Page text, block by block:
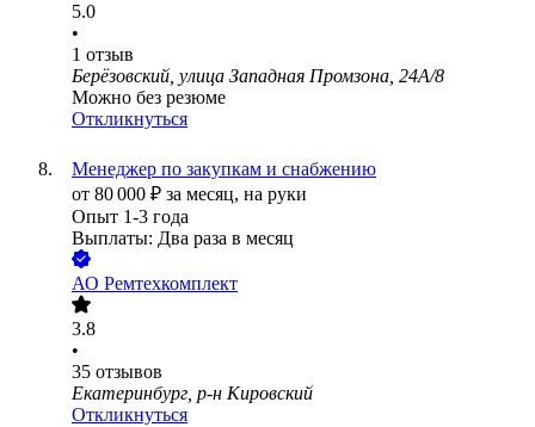
5.0
•
1 отзыв
Берёзовский, улица Западная Промзона, 24А/8
Можно без резюме
Откликнуться
Менеджер по закупкам и снабжению
от 80 000 ₽ за месяц, на руки
Опыт 1-3 года
Выплаты: Два раза в месяц
АО Ремтехкомплект
3.8
•
35 отзывов
Екатеринбург, р-н Кировский
Откликнуться